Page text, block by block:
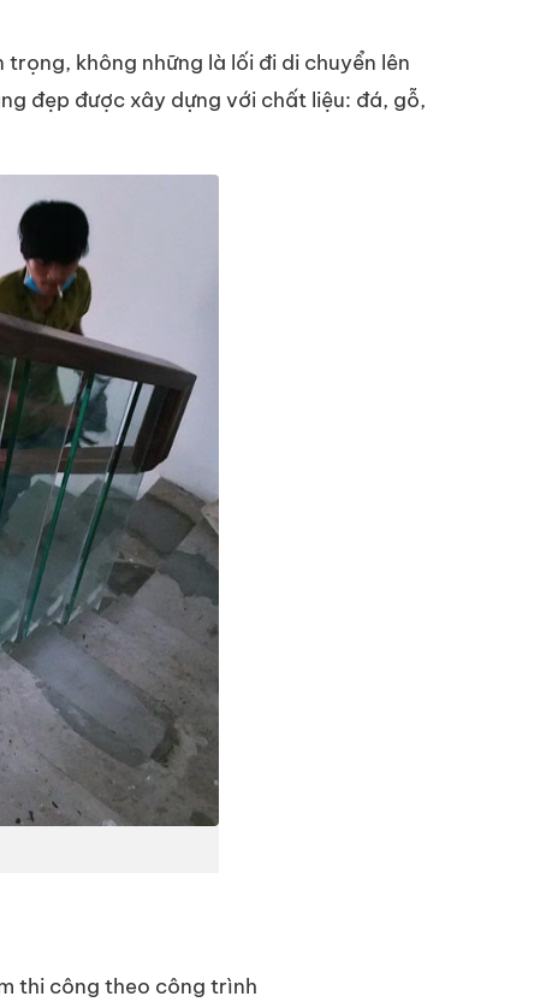
không những là lối đi di chuyển lên
đẹp được xây dựng với chất liệu: đá, gỗ,
thi công theo công trình